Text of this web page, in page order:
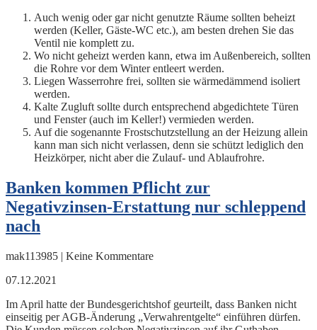
Auch wenig oder gar nicht genutzte Räume sollten beheizt
werden (Keller, Gäste-WC etc.), am besten drehen Sie das
Ventil nie komplett zu.
Wo nicht geheizt werden kann, etwa im Außenbereich, sollten
die Rohre vor dem Winter entleert werden.
Liegen Wasserrohre frei, sollten sie wärmedämmend isoliert
werden.
Kalte Zugluft sollte durch entsprechend abgedichtete Türen
und Fenster (auch im Keller!) vermieden werden.
Auf die sogenannte Frostschutzstellung an der Heizung allein
kann man sich nicht verlassen, denn sie schützt lediglich den
Heizkörper, nicht aber die Zulauf- und Ablaufrohre.
Banken kommen Pflicht zur
Negativzinsen-Erstattung nur schleppend
nach
mak113985 | Keine Kommentare
07.12.2021
Im April hatte der Bundesgerichtshof geurteilt, dass Banken nicht
einseitig per AGB-Änderung „Verwahrentgelte“ einführen dürfen.